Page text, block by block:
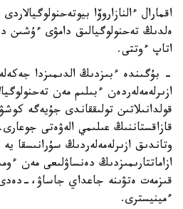
اقمارال ءالنازاروۆا
ەلدىڭ تەحنولوگيالىق دامۋى ءۇشىن
اتاپ ءوتتى.
- بۇگىندە ءبىزدىڭ الدىمىزدا
ازىرلەمەلەردەن ءبىلىم مەن
قولدانىلاتىن تولىققاندى جۇيەگە
قازاقستاننىڭ عىلىمي الەۋەتى
وتاندىق ازىرلەمەلەردىڭ سۇرانىسقا يە
ازاماتتارىمىزدىڭ دەنساۋلىعى مەن
قىزمەت ەتۋىنە جاعداي جاساۋ،-
ءمينيسترى.